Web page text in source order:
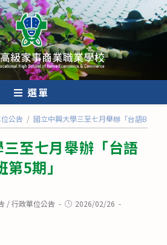
選單
公告 / 國立中興大學三至七月舉辦「台語B2證
至七月舉辦「台語
5期」
/行政單位公告
Post2026/02/26